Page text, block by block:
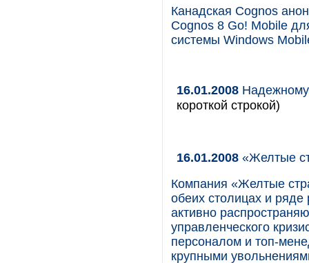
Канадская Cognos
Cognos 8 Go! Mobile
системы Windows
16.01.2008
короткой строкой)
16.01.2008 «Желтые
Компания «Желтые
обеих столицах и ряде
активно
управленческого
персоналом и топ-
крупными